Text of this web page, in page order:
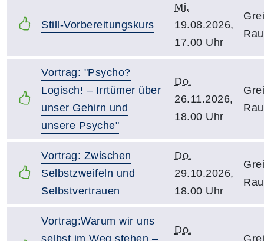
Still-Vorbereitungskurs
Mi.
19.08.2026,
17.00 Uhr
Vortrag: "Psycho?
Logisch! – Irrtümer über
unser Gehirn und
unsere Psyche"
Do.
26.11.2026,
18.00 Uhr
Vortrag: Zwischen
Selbstzweifeln und
Selbstvertrauen
Do.
29.10.2026,
18.00 Uhr
Vortrag:Warum wir uns
selbst im Weg stehen –
Do.